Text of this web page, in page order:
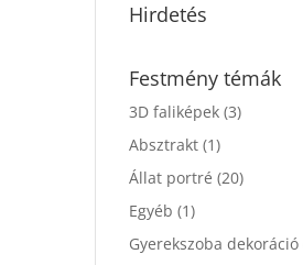
Hirdetés
Festmény témák
3D faliképek (3)
Absztrakt (1)
Állat portré (20)
Egyéb (1)
Gyerekszoba dekoráció